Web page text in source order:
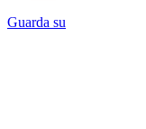
Guarda su